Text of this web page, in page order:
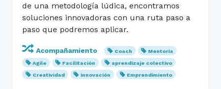
de una metodología lúdica, encontramos
soluciones innovadoras con una ruta paso a
paso que podremos aplicar.
Acompañamiento Coach
Mentoría
Agile
Facilitación
aprendizaje colectivo
Creatividad
innovación Emprendimiento